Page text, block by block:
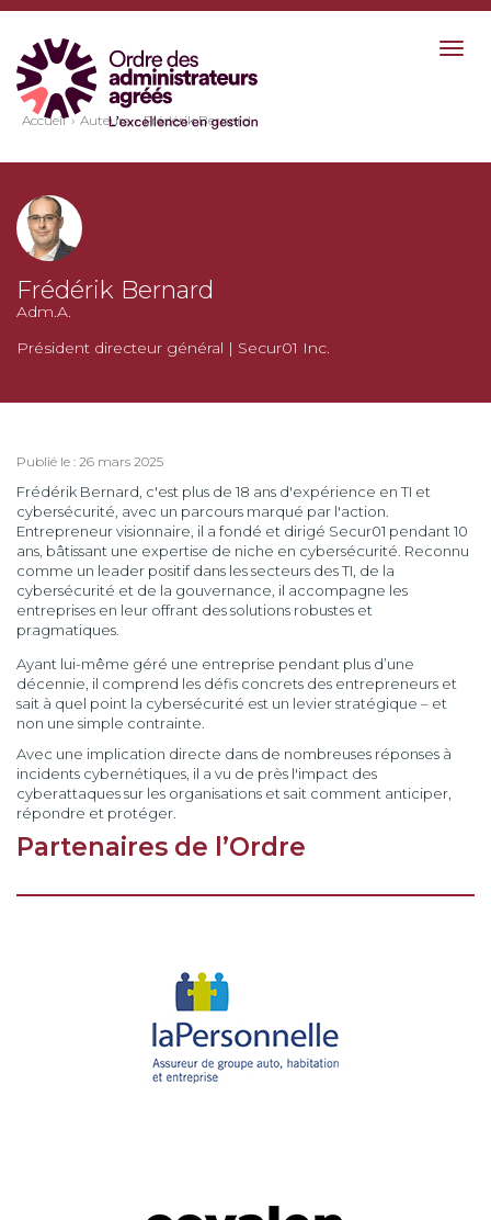
Accueil Auteurs Frédérik Bernard
Frédérik Bernard
Adm.A.
Président directeur général | Secur01 Inc.
Publié le : 26 mars 2025
Frédérik Bernard, c'est plus de 18 ans d'expérience en TI et
cybersécurité, avec un parcours marqué par l'action.
Entrepreneur visionnaire, il a fondé et dirigé Secur01 pendant 10
ans, bâtissant une expertise de niche en cybersécurité. Reconnu
comme un leader positif dans les secteurs des TI, de la
cybersécurité et de la gouvernance, il accompagne les
entreprises en leur offrant des solutions robustes et
pragmatiques.
Ayant lui-même géré une entreprise pendant plus d’une
décennie, il comprend les défis concrets des entrepreneurs et
sait à quel point la cybersécurité est un levier stratégique – et
non une simple contrainte.
Avec une implication directe dans de nombreuses réponses à
incidents cybernétiques, il a vu de près l'impact des
cyberattaques sur les organisations et sait comment anticiper,
répondre et protéger.
Partenaires de l’Ordre